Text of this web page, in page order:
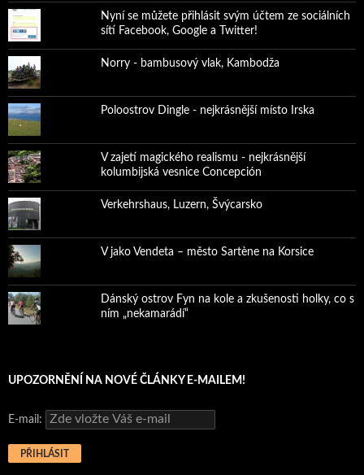
Nyní se můžete přihlásit svým účtem ze sociálních
sítí Facebook, Google a Twitter!
Norry - bambusový vlak, Kambodža
Poloostrov Dingle - nejkrásnější místo Irska
V zajetí magického realismu - nejkrásnější
kolumbijská vesnice Concepción
Verkehrshaus, Luzern, Švýcarsko
V jako Vendeta – město Sartène na Korsice
Dánský ostrov Fyn na kole a zkušenosti holky, co s
ním „nekamarádí“
UPOZORNĚNÍ NA NOVÉ ČLÁNKY E-MAILEM!
E-mail: